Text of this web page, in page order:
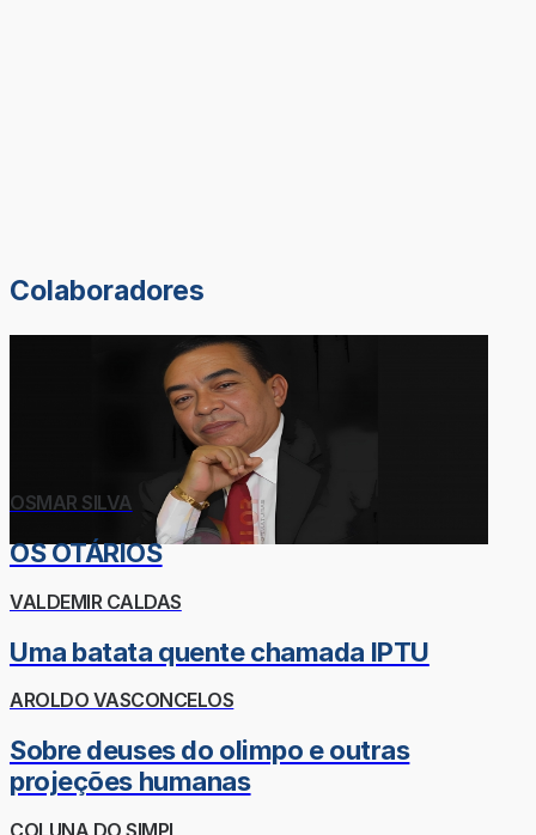
Colaboradores
OSMAR SILVA
OS OTÁRIOS
VALDEMIR CALDAS
Uma batata quente chamada IPTU
AROLDO VASCONCELOS
Sobre deuses do olimpo e outras
projeções humanas
COLUNA DO SIMPI